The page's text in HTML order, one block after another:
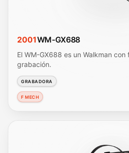
2001WM-GX688
El WM-GX688 es un Walkman
grabación.
GRABADORA
F MECH